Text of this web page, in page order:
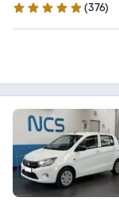
4.8 Sterne
(376)